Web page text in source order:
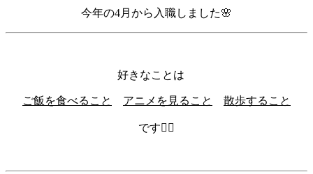
今年の4月から入職しました🌸
好きなことは
ご飯を食べること アニメを見ること 散歩すること
です🚶‍♀️